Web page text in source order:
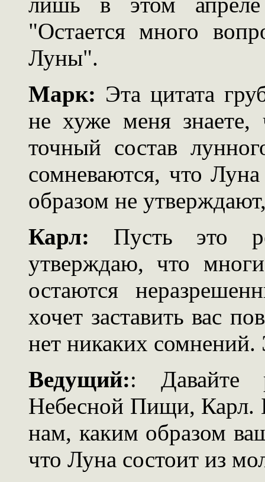
"Остается много
Луны".
Марк: Эта цитата
не хуже меня
точный состав
сомневаются, что
образом не
Карл: Пусть это
утверждаю, что
остаются
хочет заставить вас
нет никаких сомнений.
Ведущий:: Давайте
Небесной Пищи, Карл.
нам, каким образом
что Луна состоит из